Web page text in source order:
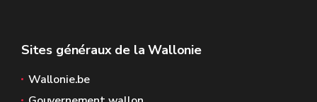
Sites généraux de la Wallonie
Wallonie.be